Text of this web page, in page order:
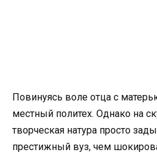
Повинуясь воле отца с
местный политех. Однако на
творческая натура просто
престижный вуз, чем